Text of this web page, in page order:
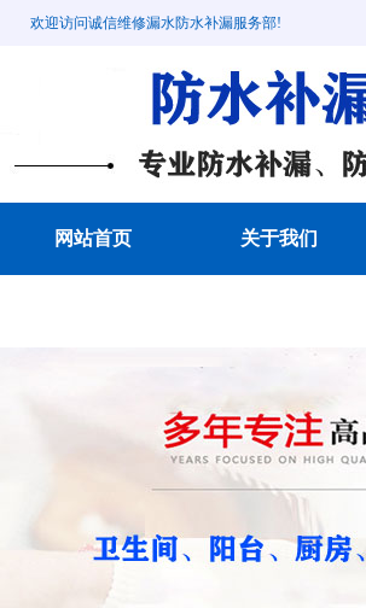
欢迎访问诚信维修漏水防水补漏服务部!
网站首页 关于我们